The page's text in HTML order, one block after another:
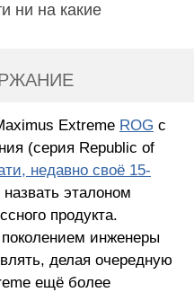
ни на какие
Extreme ROG с
(серия Republic of
недавно своё 15-
эталоном
продукта.
инженеры
делая очередную
ещё более